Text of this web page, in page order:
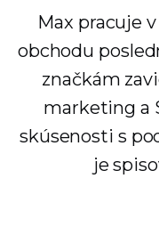
Max pracuje
obchodu
značkám
marketing a
skúsenosti s
je